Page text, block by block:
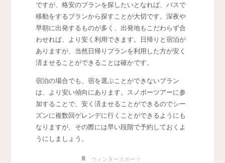
ですが、格安のプランを探したいとなれば、バスで
移動をするプランから探すことが大切です。深夜や
早朝に出発するものが多く、出発地もこだわらず合
わせれば、より安く利用できます。日帰りと宿泊が
ありますが、当然日帰りプランを利用した方が安く
済ませることができることは確かです。
宿泊の場合でも、宿を選ぶことができないプラン
は、より安い傾向にあります。スノボーツアーに参
加することで、安く済ませることができるのでシー
ズンに複数回ゲレンデに行くことができるようにも
なりますが、その際には早い段階で予約しておくよ
うにしましょう。
ウィンタースポーツ